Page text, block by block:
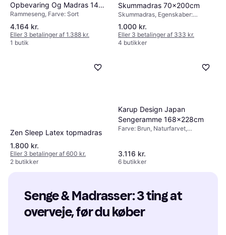
Opbevaring Og Madras 140
x 200 Cm Fløjl Rammeseng
Rammeseng, Farve: Sort
4.164 kr.
Eller 3 betalinger af 1.388 kr.
1 butik
Skummadras 70x200cm
Skummadras, Egenskaber:
Vendbar madras, Aftageligt stof,
Farve: Hvid, Fyldning: Skum,
Memoryskum, Materiale:
Polyester, Madrastykkelse: 12cm,
1.000 kr.
Eller 3 betalinger af 333 kr.
4 butikker
Zen Sleep Latex topmadras
1.800 kr.
Eller 3 betalinger af 600 kr.
2 butikker
Karup Design Japan
Sengeramme 168x228cm
Farve: Brun, Naturfarvet,
3.116 kr.
6 butikker
Senge & Madrasser: 3 ting at
overveje, før du køber